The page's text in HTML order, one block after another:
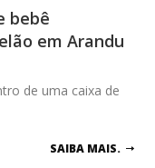
bebê
em Arandu
de uma caixa de
SAIBA MAIS.